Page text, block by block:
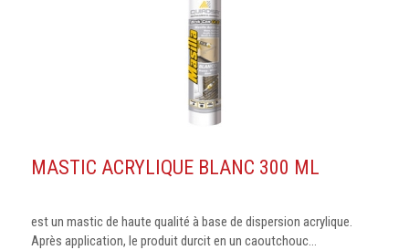
MASTIC ACRYLIQUE BLANC 300 ML
est un mastic de haute qualité à base de dispersion acrylique.
Après application, le produit durcit en un caoutchouc...